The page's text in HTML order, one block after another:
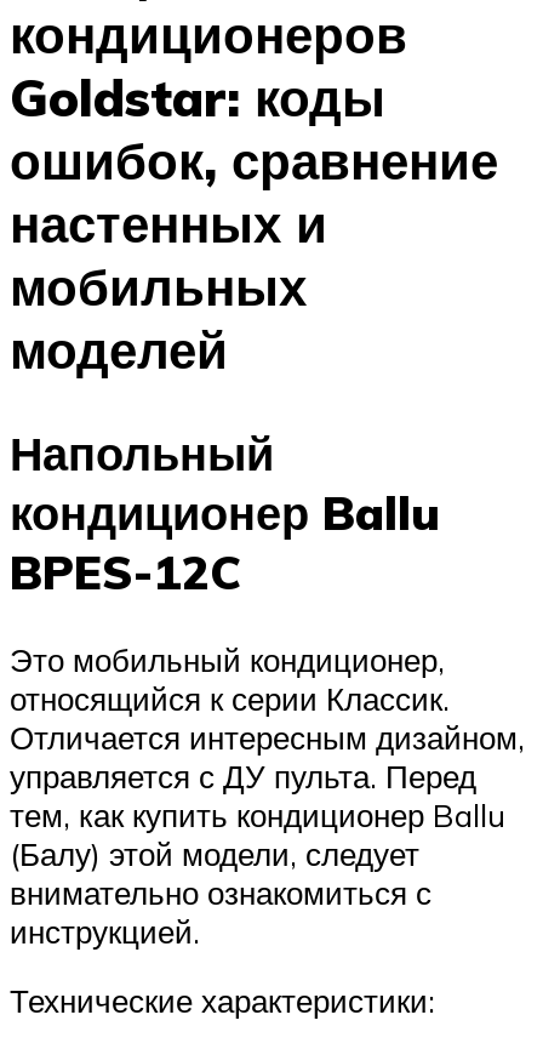
Меню
кондиционеров
Goldstar: коды
ошибок, сравнение
настенных и
мобильных
моделей
Напольный
кондиционер Ballu
BPES-12C
Это мобильный кондиционер,
относящийся к серии Классик.
Отличается интересным дизайном,
управляется с ДУ пульта. Перед
тем, как купить кондиционер Ballu
(Балу) этой модели, следует
внимательно ознакомиться с
инструкцией.
Технические характеристики: